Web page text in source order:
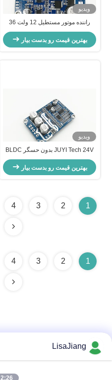
ویدیو
راننده موتور مستطیل 12 ولت 36
ولت BLDC برای موتور DC بدون
سنسور بر اساس JY02A IC Motor
Speed Controller
بهترین قیمت رو بدست بیار
ویدیو
JUYI Tech 24V بدون حسگر BLDC
راننده موتور کنترل کننده موتور ، Bldc
راننده هیئت مدیره برای ناله کننده
سانتریفیوژ
بهترین قیمت رو بدست بیار
1
2
3
4
1
2
3
4
LisaJiang
2:26 AM